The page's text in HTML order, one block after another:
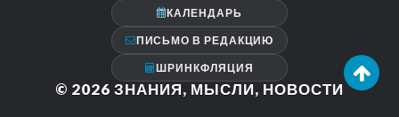
КАЛЕНДАРЬ
ПИСЬМО В РЕДАКЦИЮ
ШРИНКФЛЯЦИЯ
© 2026 ЗНАНИЯ, МЫСЛИ, НОВОСТИ